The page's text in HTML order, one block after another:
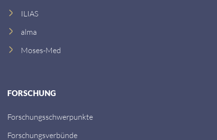
ILIAS
alma
Moses-Med
FORSCHUNG
Forschungsschwerpunkte
Forschungsverbünde